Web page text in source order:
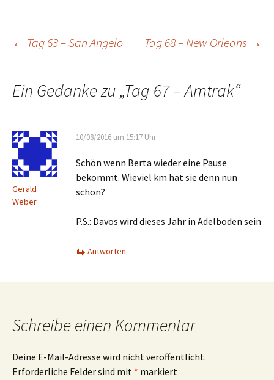
Beitrags-
Navigation
← Tag 63 – San Angelo Tag 68 – New Orleans →
Ein Gedanke zu „Tag 67 – Amtrak“
Gerald
Weber
10/08/2016 um 15:17 Uhr
Schön wenn Berta wieder eine Pause
bekommt. Wieviel km hat sie denn nun
schon?
P.S.: Davos wird dieses Jahr in Adelboden sein
Antworten
Schreibe einen Kommentar
Deine E-Mail-Adresse wird nicht veröffentlicht.
Erforderliche Felder sind mit * markiert